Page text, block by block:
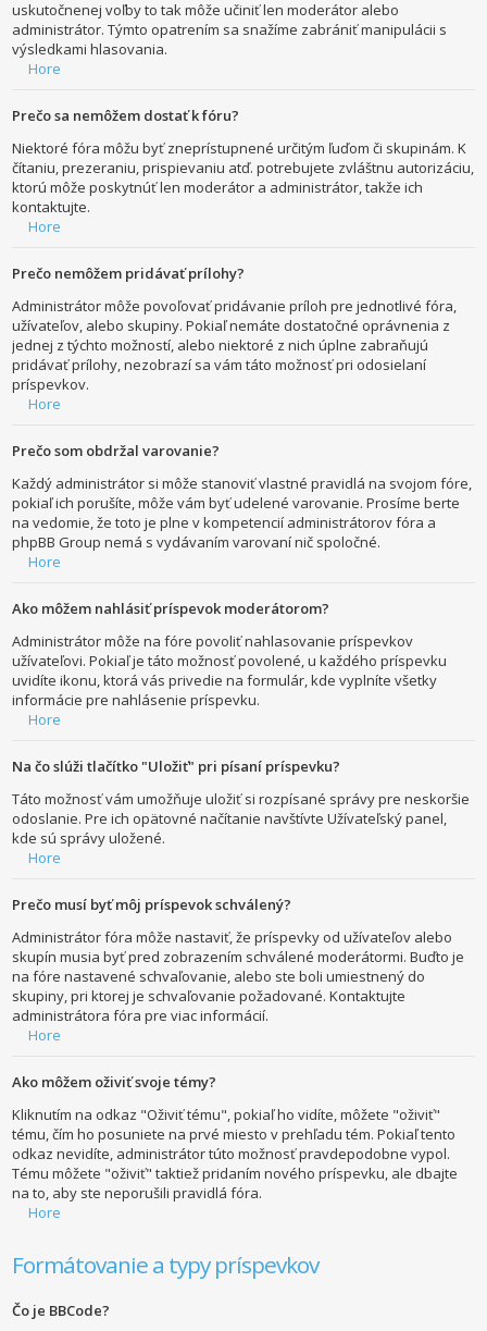
uskutočnenej voľby to tak môže učiniť len moderátor alebo
administrátor. Týmto opatrením sa snažíme zabrániť manipulácii s
výsledkami hlasovania.
Hore
Prečo sa nemôžem dostať k fóru?
Niektoré fóra môžu byť zneprístupnené určitým ľuďom či skupinám. K
čítaniu, prezeraniu, prispievaniu atď. potrebujete zvláštnu autorizáciu,
ktorú môže poskytnúť len moderátor a administrátor, takže ich
kontaktujte.
Hore
Prečo nemôžem pridávať prílohy?
Administrátor môže povoľovať pridávanie príloh pre jednotlivé fóra,
užívateľov, alebo skupiny. Pokiaľ nemáte dostatočné oprávnenia z
jednej z týchto možností, alebo niektoré z nich úplne zabraňujú
pridávať prílohy, nezobrazí sa vám táto možnosť pri odosielaní
príspevkov.
Hore
Prečo som obdržal varovanie?
Každý administrátor si môže stanoviť vlastné pravidlá na svojom fóre,
pokiaľ ich porušíte, môže vám byť udelené varovanie. Prosíme berte
na vedomie, že toto je plne v kompetencií administrátorov fóra a
phpBB Group nemá s vydávaním varovaní nič spoločné.
Hore
Ako môžem nahlásiť príspevok moderátorom?
Administrátor môže na fóre povoliť nahlasovanie príspevkov
užívateľovi. Pokiaľ je táto možnosť povolené, u každého príspevku
uvidíte ikonu, ktorá vás privedie na formulár, kde vyplníte všetky
informácie pre nahlásenie príspevku.
Hore
Na čo slúži tlačítko "Uložiť" pri písaní príspevku?
Táto možnosť vám umožňuje uložiť si rozpísané správy pre neskoršie
odoslanie. Pre ich opätovné načítanie navštívte Užívateľský panel,
kde sú správy uložené.
Hore
Prečo musí byť môj príspevok schválený?
Administrátor fóra môže nastaviť, že príspevky od užívateľov alebo
skupín musia byť pred zobrazením schválené moderátormi. Buďto je
na fóre nastavené schvaľovanie, alebo ste boli umiestnený do
skupiny, pri ktorej je schvaľovanie požadované. Kontaktujte
administrátora fóra pre viac informácií.
Hore
Ako môžem oživiť svoje témy?
Kliknutím na odkaz "Oživiť tému", pokiaľ ho vidíte, môžete "oživiť"
tému, čím ho posuniete na prvé miesto v prehľadu tém. Pokiaľ tento
odkaz nevidíte, administrátor túto možnosť pravdepodobne vypol.
Tému môžete "oživiť" taktiež pridaním nového príspevku, ale dbajte
na to, aby ste neporušili pravidlá fóra.
Hore
Formátovanie a typy príspevkov
Čo je BBCode?